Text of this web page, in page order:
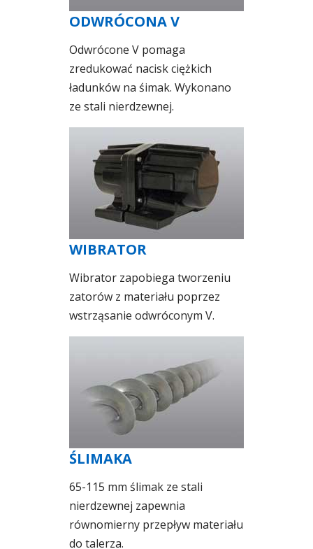
ODWRÓCONA V
Odwrócone V pomaga
zredukować nacisk ciężkich
ładunków na śimak. Wykonano
ze stali nierdzewnej.
WIBRATOR
Wibrator zapobiega tworzeniu
zatorów z materiału poprzez
wstrząsanie odwróconym V.
ŚLIMAKA
65-115 mm ślimak ze stali
nierdzewnej zapewnia
równomierny przepływ materiału
do talerza.